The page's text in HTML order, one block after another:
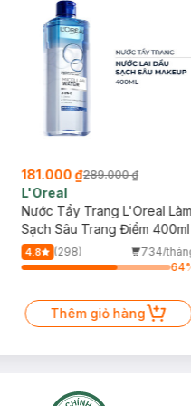
181.000 ₫289.000 ₫
L'Oreal
Nước Tẩy Trang L'Oreal
Sạch Sâu Trang Điểm 400ml
4.8 (298)
734/
64
Thêm giỏ hàng